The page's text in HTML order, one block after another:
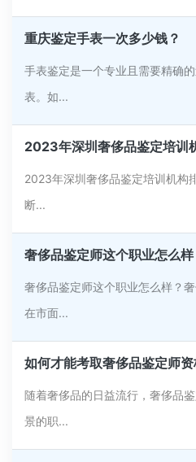
重庆鉴定手表一次多少钱？
手表鉴定是一个专业且需要精确
表。如...
2023年深圳奢侈品鉴定培训
2023年深圳奢侈品鉴定培训机构
断...
奢侈品鉴定师这个职业怎么样
奢侈品鉴定师这个职业怎么样？
在市面...
如何才能考取奢侈品鉴定师资
随着奢侈品的日益流行，奢侈品
景的职...